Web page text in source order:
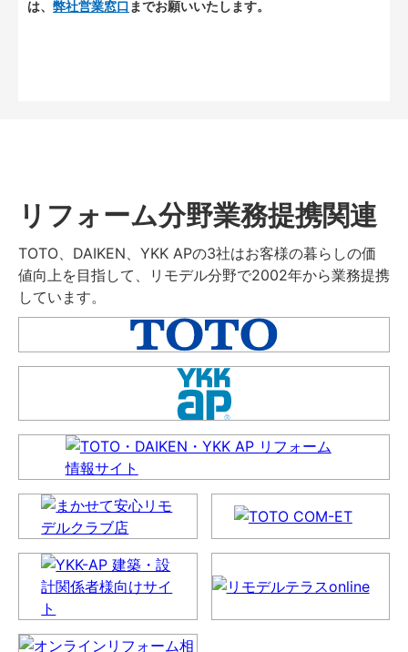
は、 弊社営業窓口 までお願いいたします。
リフォーム分野業務提携関連
TOTO、DAIKEN、YKK APの3社はお客様の暮らしの価
値向上を目指して、リモデル分野で2002年から業務提携
しています。